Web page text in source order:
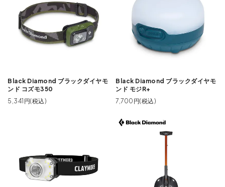
Black Diamond ブラックダイヤモ
ンド コズモ350
5,341円(税込)
Black Diamond ブラックダイヤモ
ンド モジR+
7,700円(税込)